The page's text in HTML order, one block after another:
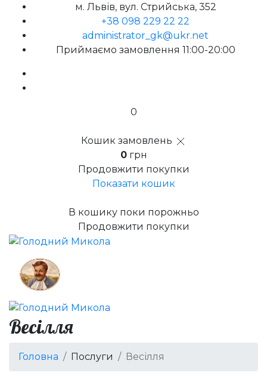
м. Львів, вул. Стрийська, 352
+38 098 229 22 22
administrator_gk@ukr.net
Приймаємо замовлення 11:00-20:00
0
Кошик замовлень
0грн
Продовжити покупки
Показати кошик
В кошику поки порожньо
Продовжити покупки
Весілля
Головна Послуги Весілля